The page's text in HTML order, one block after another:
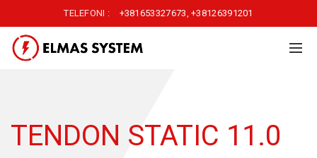
TELEFONI : +381653327673,+38126391201
TENDON STATIC 11.0